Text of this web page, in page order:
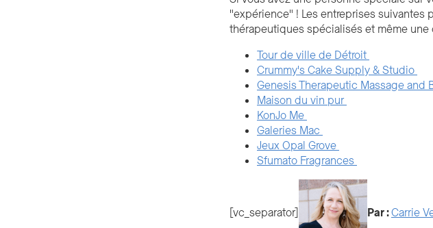
"expérience" ! Les entreprises suivantes
thérapeutiques spécialisés et même
Tour de ville de Détroit
Crummy's Cake Supply & Studio
Genesis Therapeutic Massage and
Maison du vin pur
KonJo Me
Galeries Mac
Jeux Opal Grove
Sfumato Fragrances
[vc_separator] Par :Carrie